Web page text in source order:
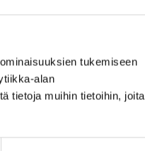
tukemiseen
alan
tietoja muihin tietoihin, joita